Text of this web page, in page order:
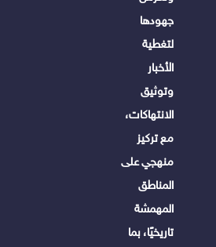
جهودها
لتغطية
الأخبار
وتوثيق
الانتهاكات،
مع تركيز
منهجي على
المناطق
المهمشة
تاريخيًا، بما